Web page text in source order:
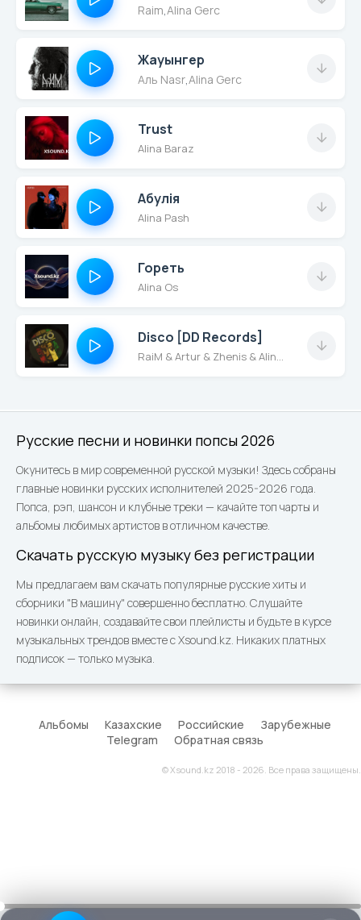
Русские песни и новинки попсы 2026
Окунитесь в мир современной русской музыки! Здесь собраны
главные новинки русских исполнителей 2025-2026 года.
Попса, рэп, шансон и клубные треки — качайте топ чарты и
альбомы любимых артистов в отличном качестве.
Скачать русскую музыку без регистрации
Мы предлагаем вам скачать популярные русские хиты и
сборники "В машину" совершенно бесплатно. Слушайте
новинки онлайн, создавайте свои плейлисты и будьте в курсе
музыкальных трендов вместе с Xsound.kz. Никаких платных
подписок — только музыка.
Raim Alina Gerc
Жауынгер
Аль Nasr Alina Gerc
Trust
Alina Baraz
Абулія
Alina Pash
Гореть
Alina Os
Disco [DD Records]
RaiM & Artur & Zhenis & Alina Gerc
Альбомы Казахские Российские
Зарубежные
Telegram
Обратная связь
© Xsound.kz 2018 - 2026. Все права защищены.